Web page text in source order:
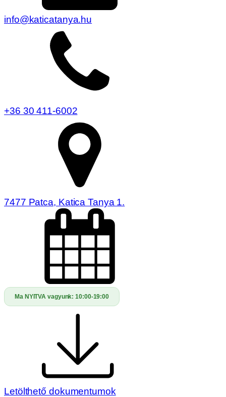
info@katicatanya.hu
+36 30 411-6002
7477 Patca, Katica Tanya 1.
Ma NYITVA vagyunk:10:00-19:00
Letölthető dokumentumok